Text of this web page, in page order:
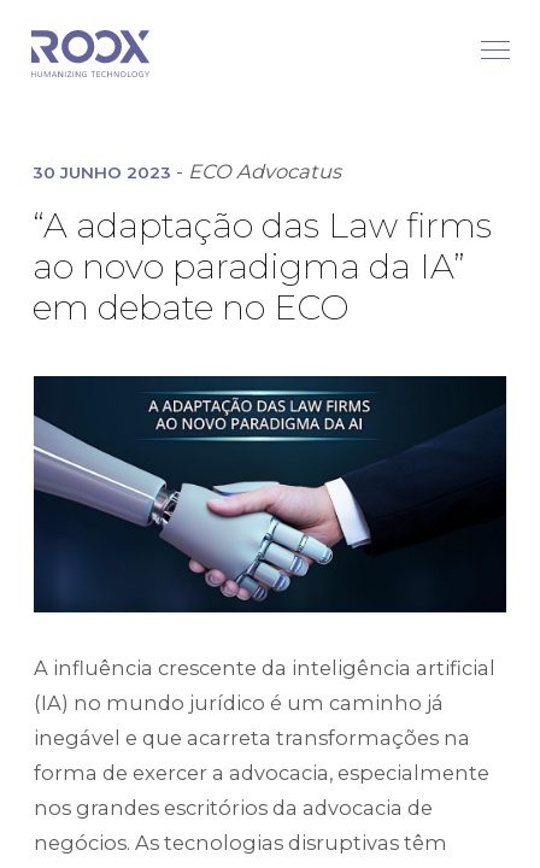
30 JUNHO 2023 - ECO Advocatus
“A adaptação das Law firms
ao novo paradigma da IA”
em debate no ECO
A influência crescente da inteligência artificial
(IA) no mundo jurídico é um caminho já
inegável e que acarreta transformações na
forma de exercer a advocacia, especialmente
nos grandes escritórios da advocacia de
negócios. As tecnologias disruptivas têm